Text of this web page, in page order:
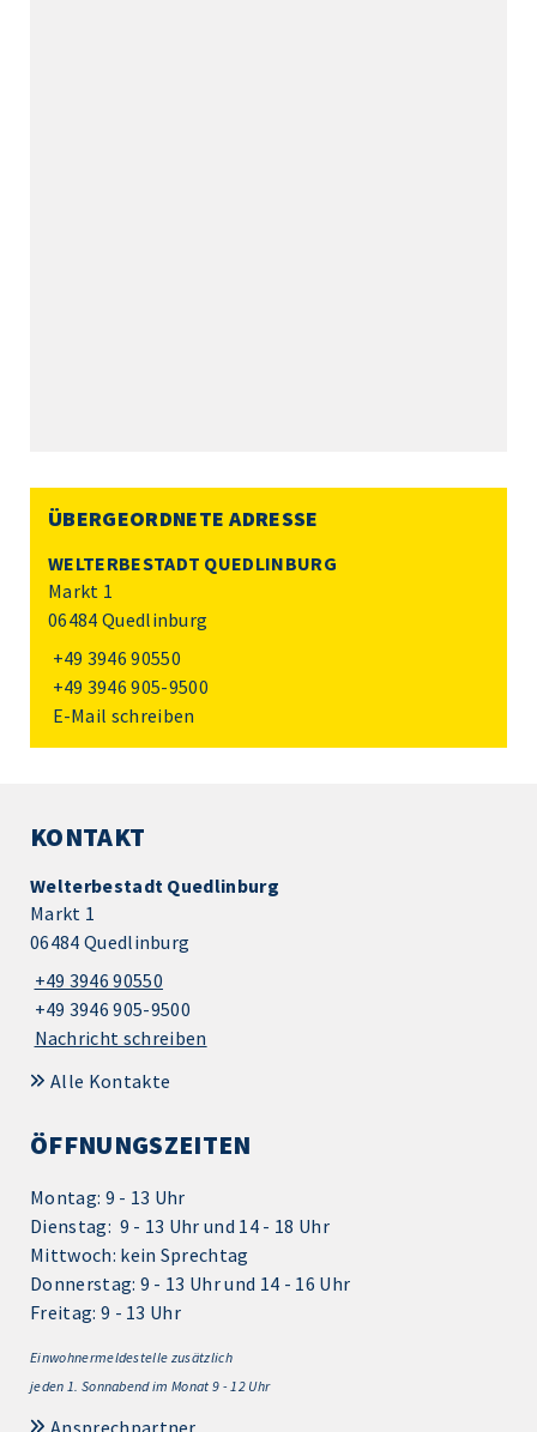
ÜBERGEORDNETE ADRESSE
WELTERBESTADT QUEDLINBURG
Markt 1
06484 Quedlinburg
+49 3946 90550
+49 3946 905-9500
E-Mail schreiben
KONTAKT
Welterbestadt Quedlinburg
Markt 1
06484 Quedlinburg
+49 3946 90550
+49 3946 905-9500
Nachricht schreiben
Alle Kontakte
ÖFFNUNGSZEITEN
Montag: 9 - 13 Uhr
Dienstag: 9 - 13 Uhr und 14 - 18 Uhr
Mittwoch: kein Sprechtag
Donnerstag: 9 - 13 Uhr und 14 - 16 Uhr
Freitag: 9 - 13 Uhr
Einwohnermeldestelle zusätzlich
jeden 1. Sonnabend im Monat 9 - 12 Uhr
Ansprechpartner